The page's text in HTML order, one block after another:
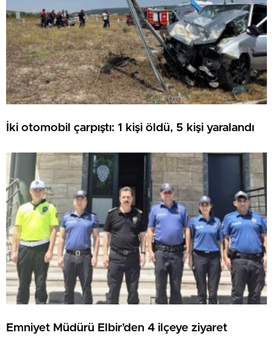
İki otomobil çarpıştı: 1 kişi öldü, 5 kişi yaralandı
Emniyet Müdürü Elbir’den 4 ilçeye ziyaret